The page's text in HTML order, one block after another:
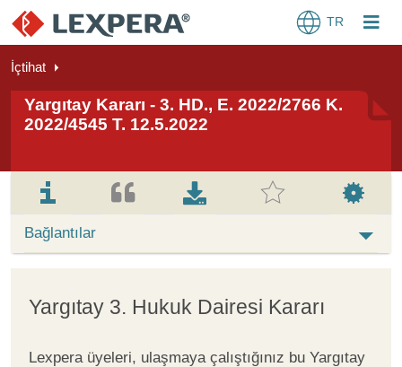
TR
İçtihat
Yargıtay Kararı - 3. HD., E. 2022/2766 K.
2022/4545 T. 12.5.2022
Bağlantılar
Yargıtay 3. Hukuk Dairesi Kararı
Lexpera üyeleri, ulaşmaya çalıştığınız bu Yargıtay